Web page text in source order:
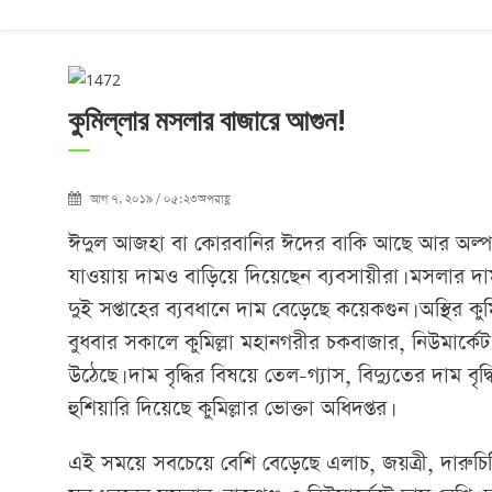
কুমিল্লার মসলার বাজারে আগুন!
আগ ৭, ২০১৯ / ০৫:২৩অপরাহ্ণ
ঈদুল আজহা বা কোরবানির ঈদের বাকি আছে আর অল্প
যাওয়ায় দামও বাড়িয়ে দিয়েছেন ব্যবসায়ীরা। মসলার
দুই সপ্তাহের ব্যবধানে দাম বেড়েছে কয়েকগুন। অস্থির
বুধবার সকালে কুমিল্লা মহানগরীর চকবাজার,
উঠেছে। দাম বৃদ্ধির বিষয়ে তেল-গ্যাস, বিদ্যুতের দাম
হুশিয়ারি দিয়েছে কুমিল্লার ভোক্তা অধিদপ্তর।
এই সময়ে সবচেয়ে বেশি বেড়েছে এলাচ, জয়ত্রী,